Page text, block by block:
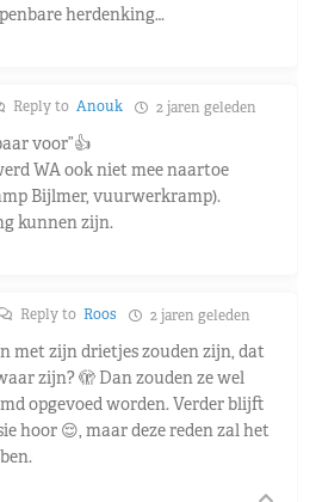
herdenking…
Reply to Anouk 2 jaren geleden
voor”👍
WA ook niet mee naartoe
Bijlmer, vuurwerkramp).
kunnen zijn.
Reply to Roos 2 jaren geleden
met zijn drietjes zouden zijn, dat
zijn? 🫣 Dan zouden ze wel
opgevoed worden. Verder blijft
hoor 😌, maar deze reden zal het